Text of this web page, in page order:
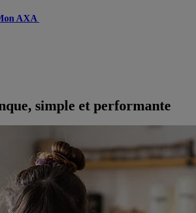
AXA
simple et performante